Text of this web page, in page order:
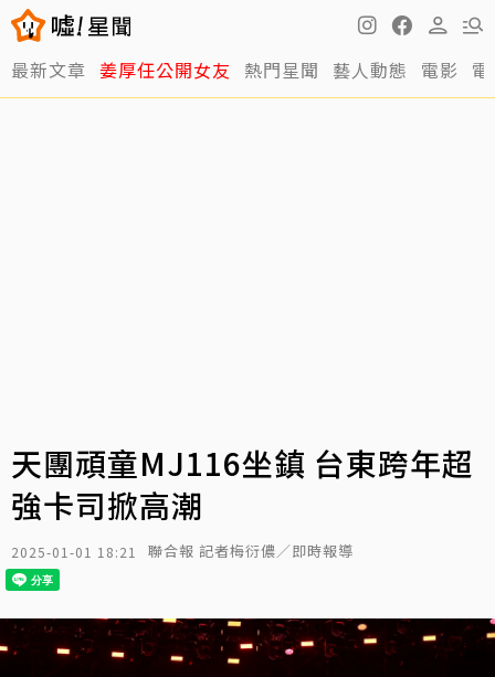
最新文章 姜厚任公開女友 熱門星聞 藝人動態 電影
天團頑童MJ116坐鎮 台東跨年超
強卡司掀高潮
2025-01-01 18:21 聯合報 記者梅衍儂／即時報導